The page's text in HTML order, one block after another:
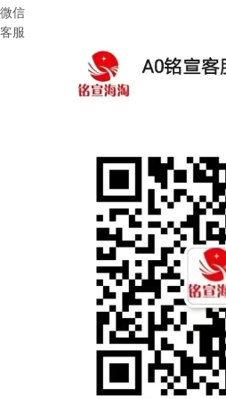
微信
客服